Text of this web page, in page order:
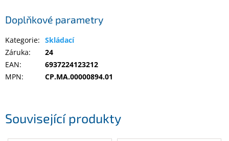
Související produkty
Doplňkové parametry
Kategorie: Skládací
Záruka:
24
EAN:
6937224123212
MPN: CP.MA.00000894.01